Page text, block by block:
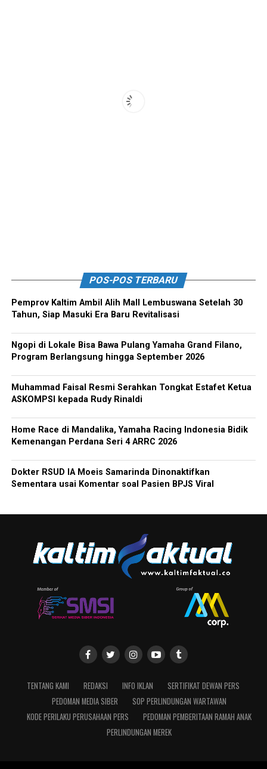
POS-POS TERBARU
Pemprov Kaltim Ambil Alih Mall Lembuswana Setelah 30
Tahun, Siap Masuki Era Baru Revitalisasi
Ngopi di Lokale Bisa Bawa Pulang Yamaha Grand Filano,
Program Berlangsung hingga September 2026
Muhammad Faisal Resmi Serahkan Tongkat Estafet Ketua
ASKOMPSI kepada Rudy Rinaldi
Home Race di Mandalika, Yamaha Racing Indonesia Bidik
Kemenangan Perdana Seri 4 ARRC 2026
Dokter RSUD IA Moeis Samarinda Dinonaktifkan
Sementara usai Komentar soal Pasien BPJS Viral
TENTANG KAMI REDAKSI INFO IKLAN
SERTIFIKAT DEWAN PERS
PEDOMAN MEDIA SIBER
SOP PERLINDUNGAN WARTAWAN
KODE PERILAKU PERUSAHAAN PERS
PEDOMAN PEMBERITAAN RAMAH ANAK
PERLINDUNGAN MEREK